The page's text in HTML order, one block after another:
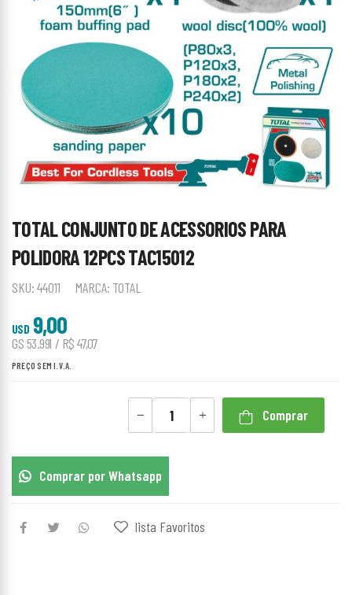
TOTAL CONJUNTO DE ACESSORIOS PARA
POLIDORA 12PCS TAC15012
SKU:44011 MARCA: TOTAL
USD 9,00
GS 53.991 / R$ 47,07
PREÇO SEM I.V.A.
Comprar
Comprar por Whatsapp
lista Favoritos